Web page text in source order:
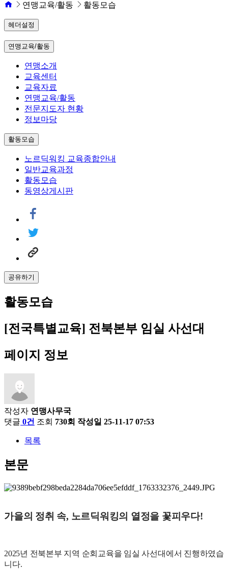
연맹교육/활동
활동모습
헤더설정
연맹교육/활동
연맹소개
교육센터
교육자료
연맹교육/활동
전문지도자 현황
정보마당
활동모습
노르딕워킹 교육종합안내
일반교육과정
활동모습
동영상게시판
공유하기
활동모습
[전국특별교육] 전북본부 임실 사선대
페이지 정보
작성자 연맹사무국
댓글 0건 조회 730회 작성일 25-11-17 07:53
목록
본문
가을의 정취 속, 노르딕워킹의 열정을 꽃피우다!
2025년 전북본부 지역 순회교육을 임실 사선대에서 진행하였습
니다.